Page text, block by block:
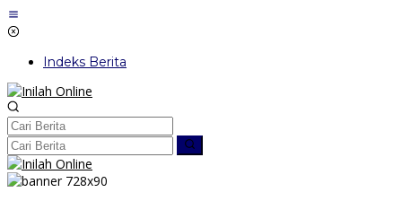
Lewati
ke
Indeks Berita